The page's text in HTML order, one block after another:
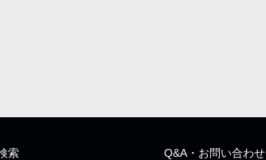
索 Q&A・お問い合わせ